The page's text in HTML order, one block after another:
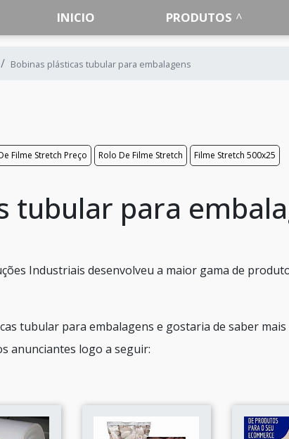
INICIO PRODUTOS
Bobinas plásticas tubular para embalagens
Filme Stretch Preço Rolo De Filme Stretch
Filme Stretch 500x25
tubular para
Industriais desenvolveu a maior gama de
tubular para embalagens e gostaria de saber
anunciantes logo a seguir: